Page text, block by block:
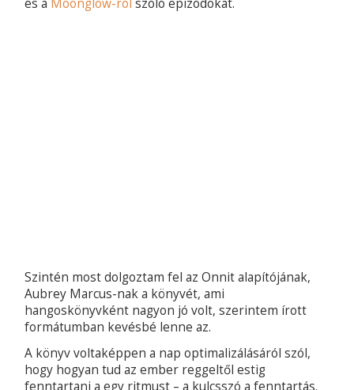
és a Moonglow-ról szóló epizódokat.
Szintén most dolgoztam fel az Onnit alapítójának,
Aubrey Marcus-nak a könyvét, ami
hangoskönyvként nagyon jó volt, szerintem írott
formátumban kevésbé lenne az.
A könyv voltaképpen a nap optimalizálásáról szól,
hogy hogyan tud az ember reggeltől estig
fenntartani a egy ritmust – a kulcsszó a fenntartás.